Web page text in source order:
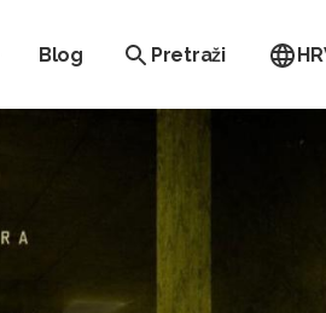
Blog Pretraži